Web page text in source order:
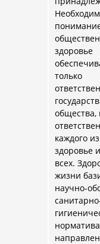
здоровье
только
общества,
каждого
здоровье
всех.
жизни
научно-